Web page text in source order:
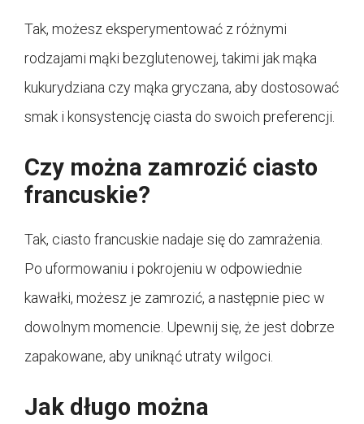
Tak, możesz eksperymentować z różnymi
rodzajami mąki bezglutenowej, takimi jak mąka
kukurydziana czy mąka gryczana, aby dostosować
smak i konsystencję ciasta do swoich preferencji.
Czy można zamrozić ciasto
francuskie?
Tak, ciasto francuskie nadaje się do zamrażenia.
Po uformowaniu i pokrojeniu w odpowiednie
kawałki, możesz je zamrozić, a następnie piec w
dowolnym momencie. Upewnij się, że jest dobrze
zapakowane, aby uniknąć utraty wilgoci.
Jak długo można